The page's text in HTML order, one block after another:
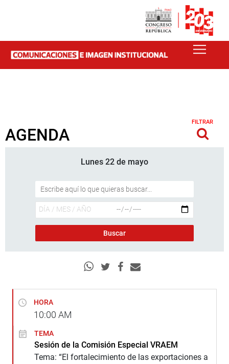
AGENDA
FILTRAR
Lunes 22 de mayo
HORA
10:00 AM
TEMA
Sesión de la Comisión Especial VRAEM
Tema: “El fortalecimiento de las exportaciones a